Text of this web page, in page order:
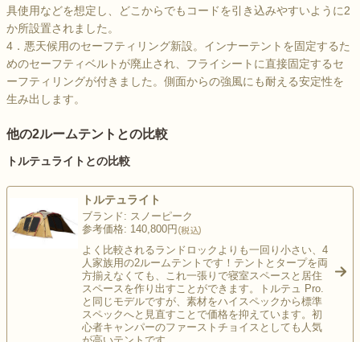
具使用などを想定し、どこからでもコードを引き込みやすいように2
か所設置されました。
4．悪天候用のセーフティリング新設。インナーテントを固定するた
めのセーフティベルトが廃止され、フライシートに直接固定するセ
ーフティリングが付きました。側面からの強風にも耐える安定性を
生み出します。
他の2ルームテントとの比較
トルテュライトとの比較
トルテュライト
ブランド: スノーピーク
参考価格: 140,800円
よく比較されるランドロックよりも一回り小さい、4
人家族用の2ルームテントです！テントとタープを両
方揃えなくても、これ一張りで寝室スペースと居住
スペースを作り出すことができます。トルテュ Pro.
と同じモデルですが、素材をハイスペックから標準
スペックへと見直すことで価格を抑えています。初
心者キャンパーのファーストチョイスとしても人気